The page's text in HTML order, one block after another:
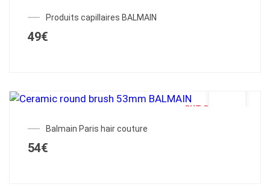
Produits capillaires BALMAIN
49€
OUT OF STOCK
Balmain Paris hair couture
54€